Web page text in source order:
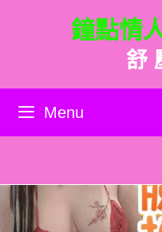
內
鐘點情
舒
Menu